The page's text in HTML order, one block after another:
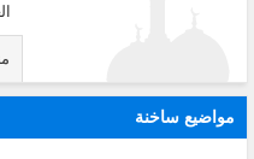
مواضيع ساخنة